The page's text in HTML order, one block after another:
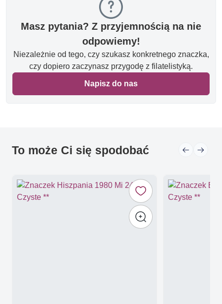
Masz pytania? Z przyjemnością na nie
odpowiemy!
Niezależnie od tego, czy szukasz konkretnego znaczka,
czy dopiero zaczynasz przygodę z filatelistyką.
Napisz do nas
To może Ci się spodobać